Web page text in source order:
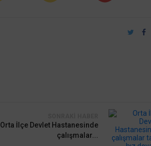
Orta İlçe Devlet Hastanesinde
çalışmalar...